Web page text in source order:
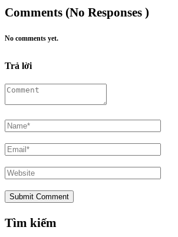
Comments (No Responses )
No comments yet.
Trả lời
Tìm kiếm